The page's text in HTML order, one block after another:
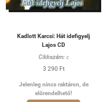
Kadlott Karcsi: Hát idefigyelj
Lajos CD
Cikkszám:c
3 290 Ft
Jelenleg nincs raktáron, de
előrendelhető!